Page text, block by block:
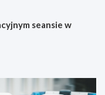
seansie w